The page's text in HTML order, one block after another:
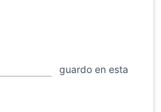
guardo en esta